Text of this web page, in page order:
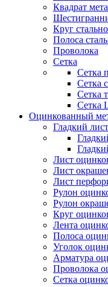
Квадрат
Круг
Полоса
Проволока
Сетка
Сетка
Сетка
Сетка
Сетка
Оцинкованный
Гладкий лист
Лист
Лист
Лист
Рулон
Рулон
Круг
Лента
Полоса
Уголок
Арматура
Проволока
Сетка